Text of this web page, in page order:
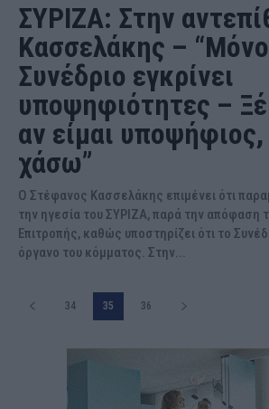
ΣΥΡΙΖΑ: Στην
Κασσελάκης –
Συνέδριο εγκρίνει
υποψηφιότητες –
αν είμαι
χάσω”
Ο Στέφανος Κασσελάκης επιμένει ότι
την ηγεσία του ΣΥΡΙΖΑ, παρά την απόφαση
Επιτροπής, καθώς υποστηρίζει ότι το
όργανο του κόμματος. Στην...
34 35 36